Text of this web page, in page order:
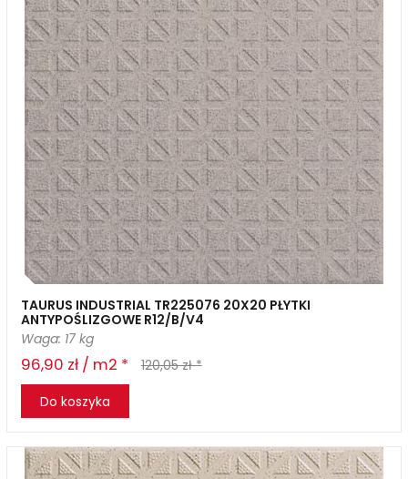
TAURUS INDUSTRIAL TR225076 20X20 PŁYTKI
ANTYPOŚLIZGOWE R12/B/V4
Waga: 17 kg
96,90 zł / m2 *
120,05 zł *
Do koszyka